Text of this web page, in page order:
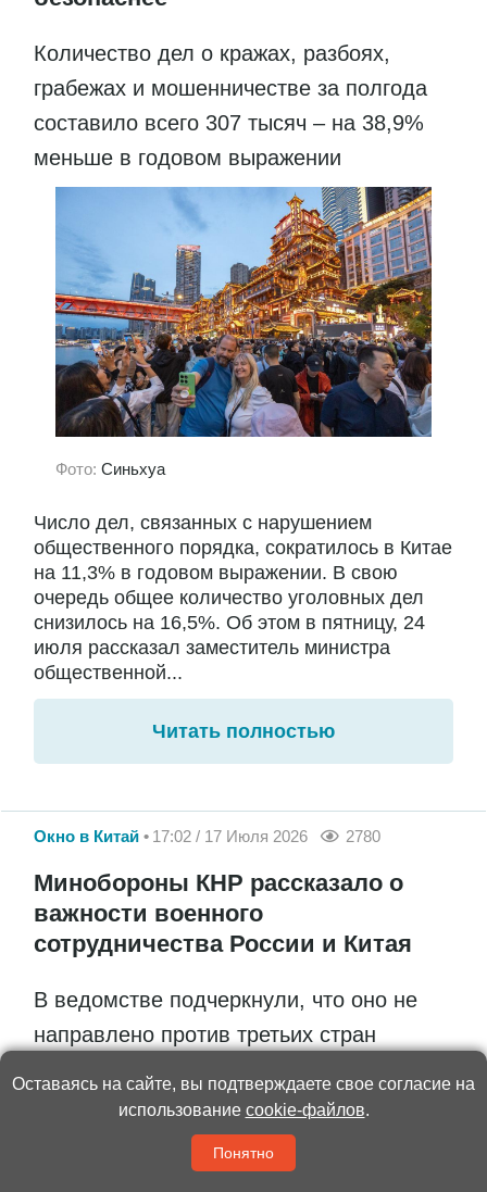
Количество дел о кражах, разбоях,
грабежах и мошенничестве за полгода
составило всего 307 тысяч – на 38,9%
меньше в годовом выражении
Фото: Синьхуа
Число дел, связанных с нарушением
общественного порядка, сократилось в Китае
на 11,3% в годовом выражении. В свою
очередь общее количество уголовных дел
снизилось на 16,5%. Об этом в пятницу, 24
июля рассказал заместитель министра
общественной...
Читать полностью
Окно в Китай 17:02 / 17 Июля 2026 2780
Минобороны КНР рассказало о
важности военного
сотрудничества России и Китая
В ведомстве подчеркнули, что оно не
направлено против третьих стран
Оставаясь на сайте, вы подтверждаете свое согласие на
использование cookie-файлов.
Понятно